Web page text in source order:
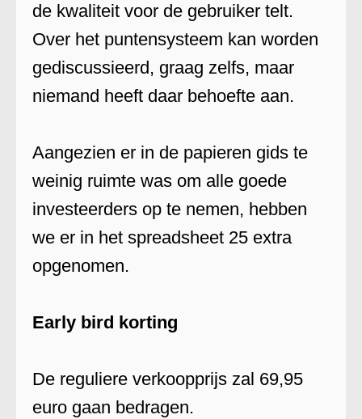
de kwaliteit voor de gebruiker telt.
Over het puntensysteem kan worden
gediscussieerd, graag zelfs, maar
niemand heeft daar behoefte aan.
Aangezien er in de papieren gids te
weinig ruimte was om alle goede
investeerders op te nemen, hebben
we er in het spreadsheet 25 extra
opgenomen.
Early bird korting
De reguliere verkoopprijs zal 69,95
euro gaan bedragen.